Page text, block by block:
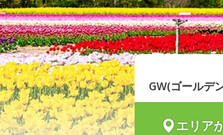
GW(ゴールデ
エリア